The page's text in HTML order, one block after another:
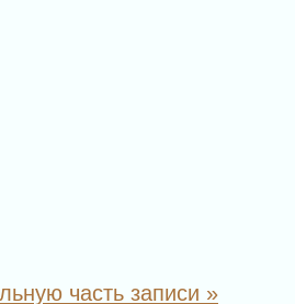
часть записи »